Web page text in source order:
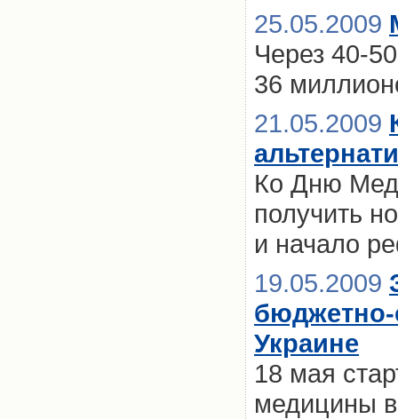
25.05.2009
Через 40-
36
21.05.2009
Ко Дню
получить
и начало
19.05.2009
Украине
18 мая
медицины